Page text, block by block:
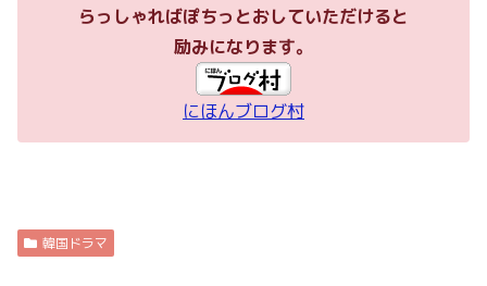
らっしゃればぽちっとおしていただけると
励みになります。
にほんブログ村
韓国ドラマ